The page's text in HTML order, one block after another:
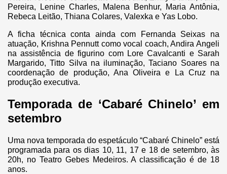
Pereira, Lenine Charles, Malena Benhur, Maria Antônia,
Rebeca Leitão, Thiana Colares, Valexka e Yas Lobo.
A ficha técnica conta ainda com Fernanda Seixas na
atuação, Krishna Pennutt como vocal coach, Andira Angeli
na assistência de figurino com Lore Cavalcanti e Sarah
Margarido, Titto Silva na iluminação, Taciano Soares na
coordenação de produção, Ana Oliveira e La Cruz na
produção executiva.
Temporada de ‘Cabaré Chinelo’ em
setembro
Uma nova temporada do espetáculo “Cabaré Chinelo” está
programada para os dias 10, 11, 17 e 18 de setembro, às
20h, no Teatro Gebes Medeiros. A classificação é de 18
anos.